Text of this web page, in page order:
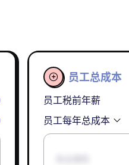
 员工总成本
员工税前年薪
员工每年总成本